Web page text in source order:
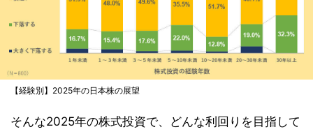
【経験別】2025年の日本株の展望
そんな2025年の株式投資で、どんな利回りを目指して